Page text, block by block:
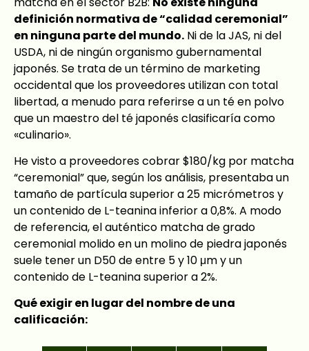
definición normativa de “calidad ceremonial”
en ninguna parte del mundo. Ni de la JAS, ni del
USDA, ni de ningún organismo gubernamental
japonés. Se trata de un término de marketing
occidental que los proveedores utilizan con total
libertad, a menudo para referirse a un té en polvo
que un maestro del té japonés clasificaría como
«culinario».
He visto a proveedores cobrar $180/kg por matcha
“ceremonial” que, según los análisis, presentaba un
tamaño de partícula superior a 25 micrómetros y
un contenido de L-teanina inferior a 0,8%. A modo
de referencia, el auténtico matcha de grado
ceremonial molido en un molino de piedra japonés
suele tener un D50 de entre 5 y 10 μm y un
contenido de L-teanina superior a 2%.
Qué exigir en lugar del nombre de una
calificación: